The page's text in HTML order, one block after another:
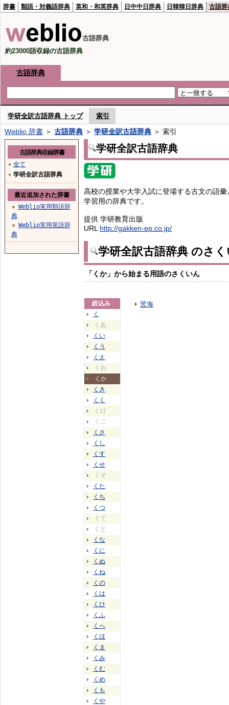
辞書 類語・対義語辞典 英和・和英辞典 日中中日辞典 日韓韓日辞典 古語辞
古語辞典
約23000語収録の古語辞典
古語辞典
学研全訳古語辞典 トップ 索引
Weblio 辞書 ＞ 古語辞典 ＞ 学研全訳古語辞典 ＞ 索引
学研全訳古語辞典
高校の授業や大学入試に登場する古文の語
学習用の辞典です。
提供 学研教育出版
URL http://gakken-ep.co.jp/
学研全訳古語辞典 のさ
「くか」から始まる用語のさくいん
絞込み
く
くあ
くい
くう
くえ
くお
くか
くき
くく
くけ
くこ
くさ
くし
くす
くせ
くそ
くた
くち
くつ
くて
くと
くな
くに
くぬ
くね
くの
くは
くひ
くふ
くへ
くほ
くま
くみ
くむ
くめ
くも
くや
苦海
古語辞典収録辞書
▼ 全て
▼ 学研全訳古語辞典
最近追加された辞書
▼
Weblio実用類語辞
典
▼
Weblio実用英語辞
典